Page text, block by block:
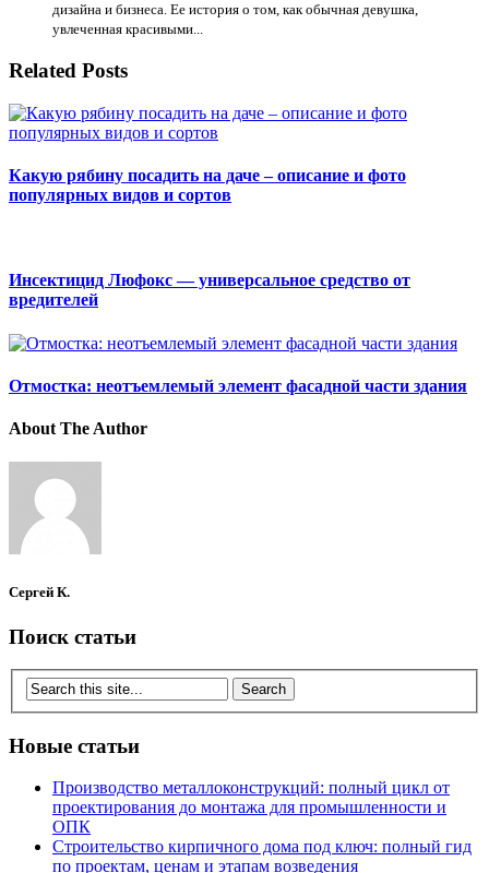
дизайна и бизнеса. Ее история о том, как обычная девушка,
увлеченная красивыми...
Related Posts
Какую рябину посадить на даче – описание и фото
популярных видов и сортов
Инсектицид Люфокс — универсальное средство от
вредителей
Отмостка: неотъемлемый элемент фасадной части здания
About The Author
Сергей К.
Поиск статьи
Новые статьи
Производство металлоконструкций: полный цикл от
проектирования до монтажа для промышленности и
ОПК
Строительство кирпичного дома под ключ: полный гид
по проектам, ценам и этапам возведения